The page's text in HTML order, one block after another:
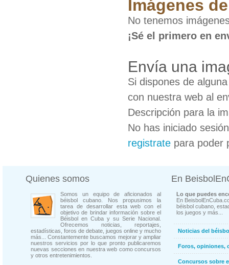
Imágenes
No tenemos
¡Sé el primero en
Envía una
Si dispones de
con nuestra web al
Descripción para la
No has iniciado
registrate para poder
Quienes somos
Somos un equipo de aficionados al
béisbol cubano. Nos propusimos la
tarea de desarrollar esta web con el
objetivo de brindar información sobre el
Béisbol en Cuba y su Serie Nacional.
Ofrecemos noticias, reportajes,
estadísticas, foros de debate, juegos online y mucho
más... Constantemente buscamos mejorar y ampliar
nuestros servicios por lo que pronto publicaremos
nuevas secciones en nuestra web como concursos
y otros entretenimientos.
En
Lo que puedes
En
béisbol cubano,
los juegos y más...
Noticias del
Foros, opiniones,
Concursos sobre